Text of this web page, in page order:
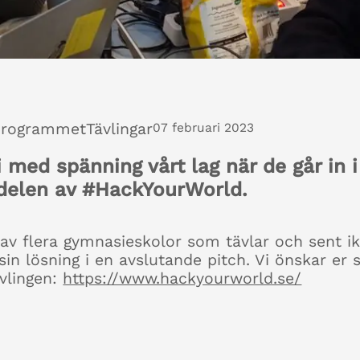
07 februari 2023
Tävlingar
spänning vårt lag när de går in
av #HackYourWorld.
flera gymnasieskolor som tävlar och sent
lösning i en avslutande pitch. Vi önskar er
https://www.hackyourworld.se/